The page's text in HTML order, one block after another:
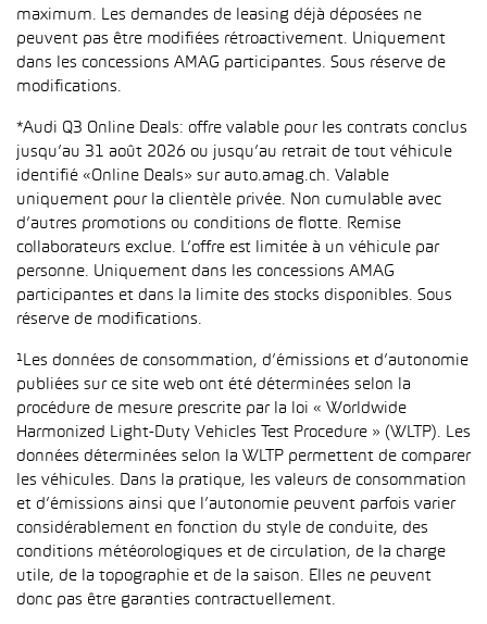
maximum. Les demandes de leasing déjà déposées ne
peuvent pas être modifiées rétroactivement. Uniquement
dans les concessions AMAG participantes. Sous réserve de
modifications.
*Audi Q3 Online Deals: offre valable pour les contrats conclus
jusqu’au 31 août 2026 ou jusqu’au retrait de tout véhicule
identifié «Online Deals» sur auto.amag.ch. Valable
uniquement pour la clientèle privée. Non cumulable avec
d’autres promotions ou conditions de flotte. Remise
collaborateurs exclue. L’offre est limitée à un véhicule par
personne. Uniquement dans les concessions AMAG
participantes et dans la limite des stocks disponibles. Sous
réserve de modifications.
¹Les données de consommation, d’émissions et d’autonomie
publiées sur ce site web ont été déterminées selon la
procédure de mesure prescrite par la loi « Worldwide
Harmonized Light-Duty Vehicles Test Procedure » (WLTP). Les
données déterminées selon la WLTP permettent de comparer
les véhicules. Dans la pratique, les valeurs de consommation
et d’émissions ainsi que l’autonomie peuvent parfois varier
considérablement en fonction du style de conduite, des
conditions météorologiques et de circulation, de la charge
utile, de la topographie et de la saison. Elles ne peuvent
donc pas être garanties contractuellement.